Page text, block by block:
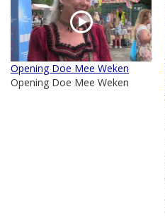
Opening Doe Mee Weken
Opening Doe Mee Weken